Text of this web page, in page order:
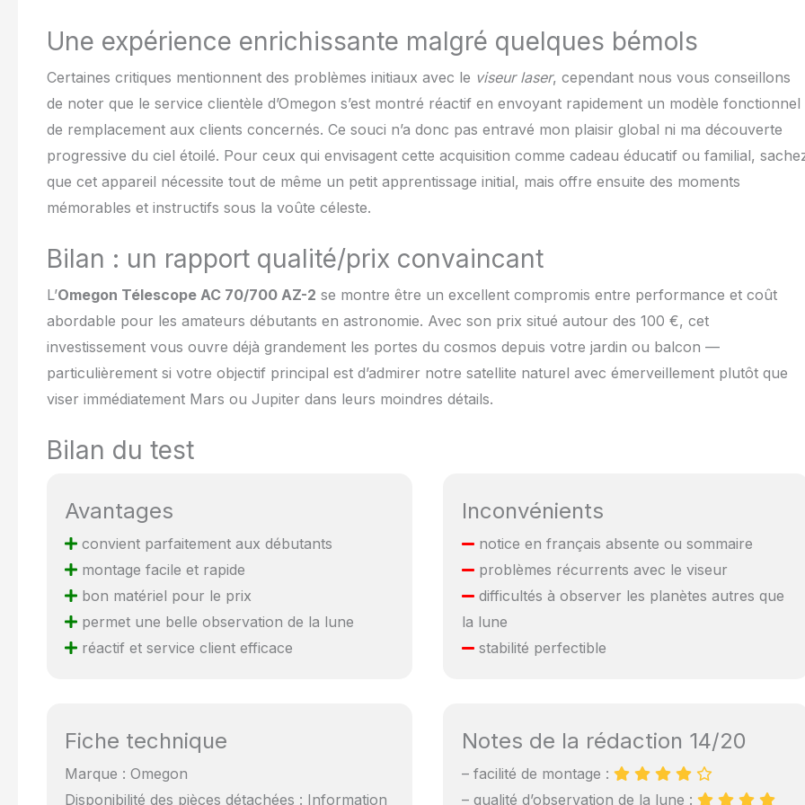
Une expérience enrichissante malgré quelques bémols
Certaines critiques mentionnent des problèmes initiaux avec le viseur laser, cependant nous vous conseillons
de noter que le service clientèle d’Omegon s’est montré réactif en envoyant rapidement un modèle fonctionnel
de remplacement aux clients concernés. Ce souci n’a donc pas entravé mon plaisir global ni ma découverte
progressive du ciel étoilé. Pour ceux qui envisagent cette acquisition comme cadeau éducatif ou familial,
que cet appareil nécessite tout de même un petit apprentissage initial, mais offre ensuite des moments
mémorables et instructifs sous la voûte céleste.
Bilan : un rapport qualité/prix convaincant
L’Omegon Télescope AC 70/700 AZ-2 se montre être un excellent compromis entre performance et coût
abordable pour les amateurs débutants en astronomie. Avec son prix situé autour des 100 €, cet
investissement vous ouvre déjà grandement les portes du cosmos depuis votre jardin ou balcon —
particulièrement si votre objectif principal est d’admirer notre satellite naturel avec émerveillement plutôt que
viser immédiatement Mars ou Jupiter dans leurs moindres détails.
Bilan du test
Avantages
convient parfaitement aux débutants
montage facile et rapide
bon matériel pour le prix
permet une belle observation de la lune
réactif et service client efficace
Inconvénients
notice en français absente ou sommaire
problèmes récurrents avec le viseur
difficultés à observer les planètes autres que
la lune
stabilité perfectible
Fiche technique
Marque : Omegon
Disponibilité des pièces détachées : Information
Notes de la rédaction 14/20
– facilité de montage :
– qualité d’observation de la lune :